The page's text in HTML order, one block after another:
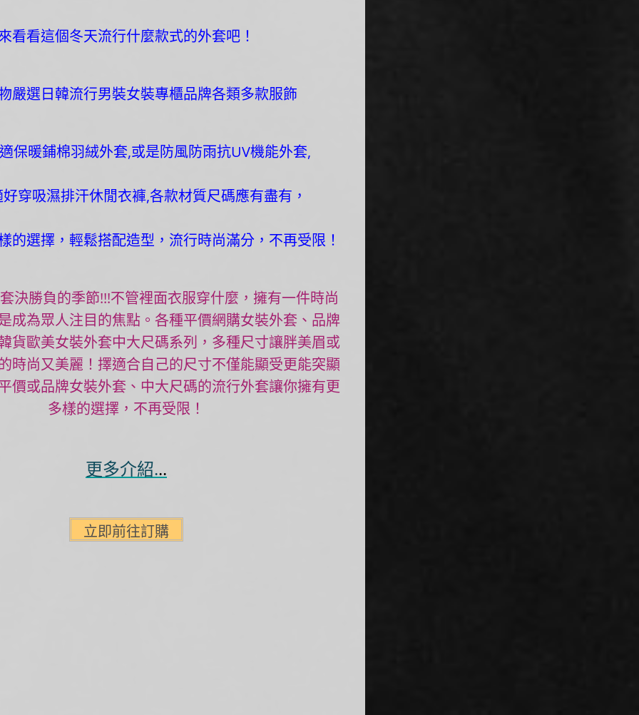
看看這個冬天流行什麼款式的外套吧！
嚴選日韓流行男裝女裝專櫃品牌各類多款服飾
保暖鋪棉羽絨外套,或是防風防雨抗UV機能外套,
穿吸濕排汗休閒衣褲,各款材質尺碼應有盡有，
的選擇，輕鬆搭配造型，流行時尚滿分，不再受限！
決勝負的季節!!!不管裡面衣服穿什麼，擁有一件時尚
成為眾人注目的焦點。各種平價網購女裝外套、品牌
貨歐美女裝外套中大尺碼系列，多種尺寸讓胖美眉或
時尚又美麗！擇適合自己的尺寸不僅能顯受更能突顯
價或品牌女裝外套、中大尺碼的流行外套讓你擁有更
多樣的選擇，不再受限！
更多介紹...